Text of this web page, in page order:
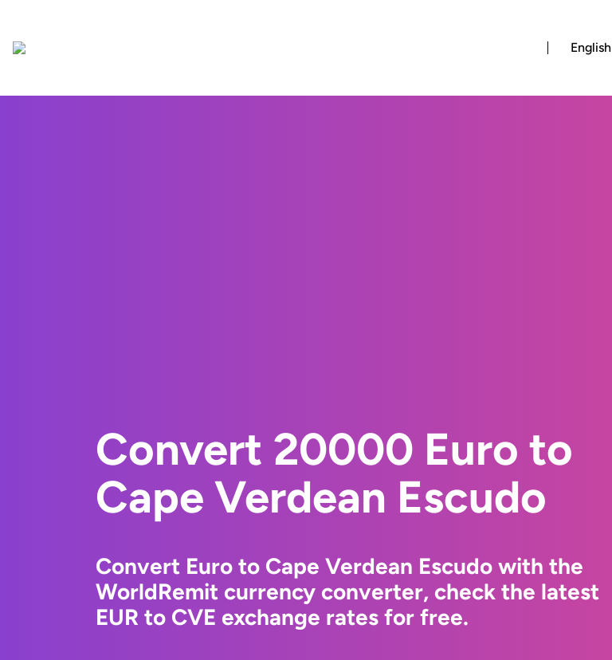
English
Convert 20000 Euro to
Cape Verdean Escudo
Convert Euro to Cape Verdean Escudo with the
WorldRemit currency converter, check the latest
EUR to CVE exchange rates for free.